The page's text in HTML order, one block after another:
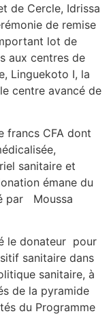
de Cercle, Idrissa
de remise
lot de
aux centres de
Linguekoto I, la
centre avancé de
francs CFA dont
sanitaire et
émane du
par Moussa
le donateur pour
sanitaire dans
sanitaire, à
de la pyramide
du Programme